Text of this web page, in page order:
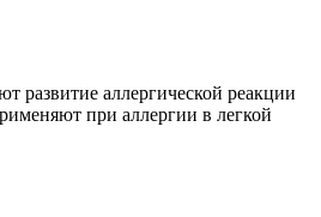
развитие аллергической реакции
при аллергии в легкой